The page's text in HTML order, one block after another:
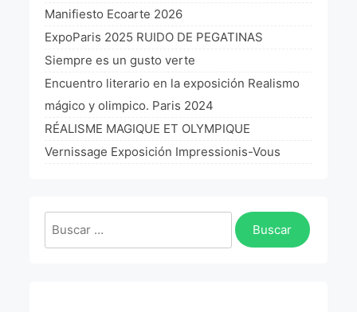
Manifiesto Ecoarte 2026
ExpoParis 2025 RUIDO DE PEGATINAS
Siempre es un gusto verte
Encuentro literario en la exposición Realismo
mágico y olimpico. Paris 2024
RÉALISME MAGIQUE ET OLYMPIQUE
Vernissage Exposición Impressionis-Vous
Buscar: